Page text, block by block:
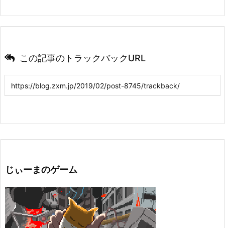
この記事のトラックバックURL
じぃーまのゲーム